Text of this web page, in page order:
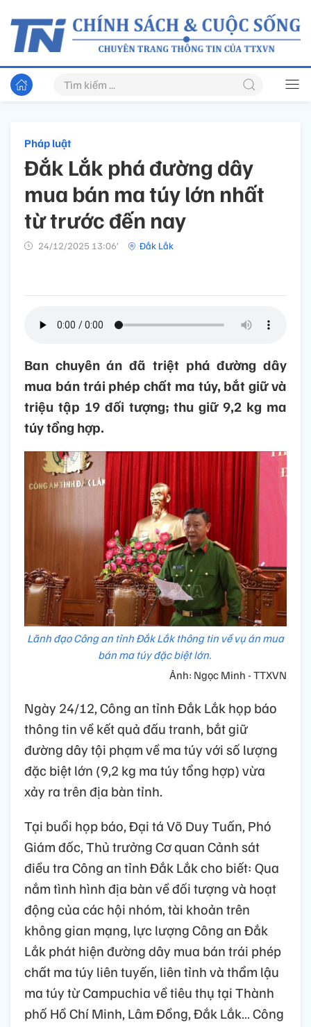
Pháp luật
Đắk Lắk phá đường dây
mua bán ma túy lớn nhất
từ trước đến nay
24/12/2025 13:06’ Đắk Lắk
Ban chuyên án đã triệt phá đường dây
mua bán trái phép chất ma túy, bắt giữ và
triệu tập 19 đối tượng; thu giữ 9,2 kg ma
túy tổng hợp.
Lãnh đạo Công an tỉnh Đắk Lắk thông tin về vụ án mua
bán ma túy đặc biệt lớn.
Ảnh: Ngọc Minh - TTXVN
Ngày 24/12, Công an tỉnh Đắk Lắk họp báo
thông tin về kết quả đấu tranh, bắt giữ
đường dây tội phạm về ma túy với số lượng
đặc biệt lớn (9,2 kg ma túy tổng hợp) vừa
xảy ra trên địa bàn tỉnh.
Tại buổi họp báo, Đại tá Võ Duy Tuấn, Phó
Giám đốc, Thủ trưởng Cơ quan Cảnh sát
điều tra Công an tỉnh Đắk Lắk cho biết: Qua
nắm tình hình địa bàn về đối tượng và hoạt
động của các hội nhóm, tài khoản trên
không gian mạng, lực lượng Công an Đắk
Lắk phát hiện đường dây mua bán trái phép
chất ma túy liên tuyến, liên tỉnh và thẩm lậu
ma túy từ Campuchia về tiêu thụ tại Thành
phố Hồ Chí Minh, Lâm Đồng, Đắk Lắk… Công